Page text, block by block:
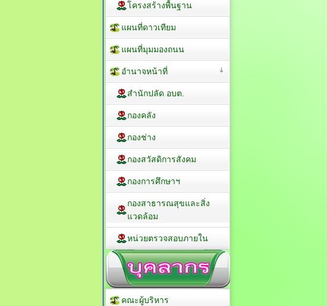
โครงสร้างพื้นฐาน
แผนที่ดาวเทียม
แผนที่มุมมองถนน
อำนาจหน้าที่
สำนักปลัด อบต.
กองคลัง
กองช่าง
กองสวัสดิการสังคม
กองการศึกษาฯ
กองสาธารณสุขและสิ่ง
แวดล้อม
หน่วยตรวจสอบภายใน
คณะผู้บริหาร